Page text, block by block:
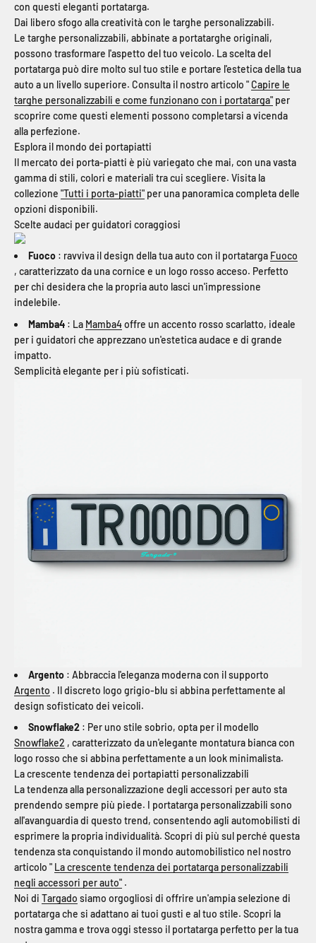
con questi eleganti portatarga.
Dai libero sfogo alla creatività con le targhe personalizzabili.
Le targhe personalizzabili, abbinate a portatarghe originali,
possono trasformare l'aspetto del tuo veicolo. La scelta del
portatarga può dire molto sul tuo stile e portare l'estetica della tua
auto a un livello superiore. Consulta il nostro articolo "Capire le
targhe personalizzabili e come funzionano con i portatarga" per
scoprire come questi elementi possono completarsi a vicenda
alla perfezione.
Esplora il mondo dei portapiatti
Il mercato dei porta-piatti è più variegato che mai, con una vasta
gamma di stili, colori e materiali tra cui scegliere. Visita la
collezione "Tutti i porta-piatti" per una panoramica completa delle
opzioni disponibili.
Scelte audaci per guidatori coraggiosi
Fuoco : ravviva il design della tua auto con il portatarga Fuoco
, caratterizzato da una cornice e un logo rosso acceso. Perfetto
per chi desidera che la propria auto lasci un'impressione
indelebile.
Mamba4 : La Mamba4offre un accento rosso scarlatto, ideale
per i guidatori che apprezzano un'estetica audace e di grande
impatto.
Semplicità elegante per i più sofisticati.
Argento : Abbraccia l'eleganza moderna con il supporto
Argento . Il discreto logo grigio-blu si abbina perfettamente al
design sofisticato dei veicoli.
Snowflake2 : Per uno stile sobrio, opta per il modello
Snowflake2 , caratterizzato da un'elegante montatura bianca con
logo rosso che si abbina perfettamente a un look minimalista.
La crescente tendenza dei portapiatti personalizzabili
La tendenza alla personalizzazione degli accessori per auto sta
prendendo sempre più piede. I portatarga personalizzabili sono
all'avanguardia di questo trend, consentendo agli automobilisti di
esprimere la propria individualità. Scopri di più sul perché questa
tendenza sta conquistando il mondo automobilistico nel nostro
articolo " La crescente tendenza dei portatarga personalizzabili
negli accessori per auto" .
Noi di Targado siamo orgogliosi di offrire un'ampia selezione di
portatarga che si adattano ai tuoi gusti e al tuo stile. Scopri la
nostra gamma e trova oggi stesso il portatarga perfetto per la tua